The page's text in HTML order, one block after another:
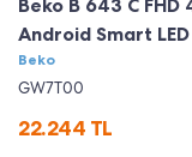
Beko B 643 C FHD
Android Smart
Beko
GW7T00
22.244 TL